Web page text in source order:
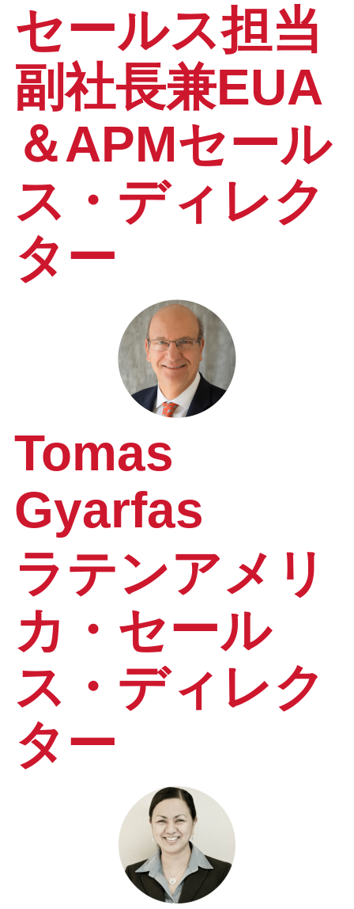
セールス担当
副社長兼EUA
＆APMセール
ス・ディレク
ター
Tomas
Gyarfas
ラテンアメリ
カ・セール
ス・ディレク
ター